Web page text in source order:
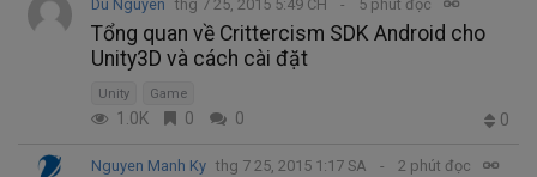
Du Nguyen thg 7 25, 2015 5:49 CH 5 phút đọc
Tổng quan về Crittercism SDK Android cho
Unity3D và cách cài đặt
Unity Game
1.0K 0 0 0
Nguyen Manh Ky thg 7 25, 2015 1:17 SA 2 phút đọc